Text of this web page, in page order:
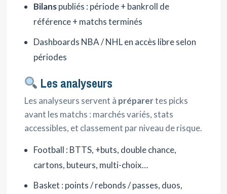
Bilanspubliés : période + bankroll de
référence + matchs terminés
Dashboards NBA / NHL en accès libre selon
périodes
Les analyseurs
Les analyseurs servent à préparertes picks
avant les matchs : marchés variés, stats
accessibles, et classement par niveau de risque.
Football : BTTS, +buts, double chance,
cartons, buteurs, multi-choix…
Basket : points / rebonds / passes, duos,